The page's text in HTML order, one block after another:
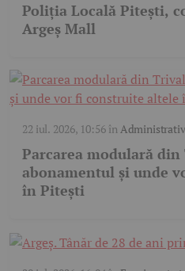
Poliția Locală Pitești,
Argeș Mall
22 iul. 2026, 10:56înAdministrativ
Parcarea modulară
abonamentul și unde
în Pitești